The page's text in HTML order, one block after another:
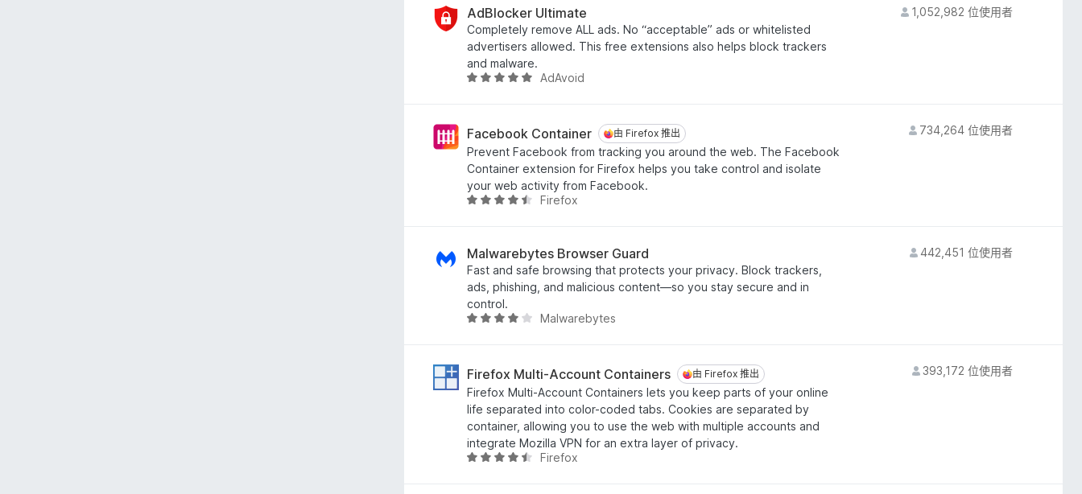
分
5
分
.
1
分
，
滿
分
AdBlocker Ultimate
Completely remove ALL ads. No “acceptable” ads or whitelisted
advertisers allowed. This free extensions also helps block trackers
and malware.
評
.
8
分
，
滿
分
AdAvoid
1,052,982 位使用者
Facebook Container 由 Firefox 推出
由 Firefox 推出
Prevent Facebook from tracking you around the web. The Facebook
Container extension for Firefox helps you take control and isolate
your web activity from Facebook.
評
.
5
分
，
滿
分
Firefox
734,264 位使用者
Malwarebytes Browser Guard
Fast and safe browsing that protects your privacy. Block trackers,
ads, phishing, and malicious content—so you stay secure and in
control.
評
.
2
分
，
滿
分
Malwarebytes
442,451 位使用者
Firefox Multi-Account Containers 由 Firefox 推出
由 Firefox 推出
Firefox Multi-Account Containers lets you keep parts of your online
life separated into color-coded tabs. Cookies are separated by
container, allowing you to use the web with multiple accounts and
integrate Mozilla VPN for an extra layer of privacy.
評
Firefox
393,172 位使用者